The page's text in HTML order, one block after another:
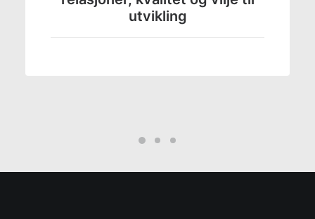
utvikling